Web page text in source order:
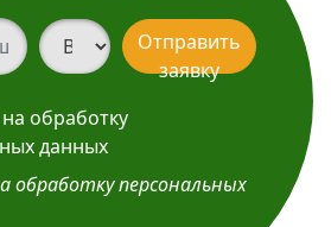
Вид услугиОтправить
заявку
обработку
данных
обработку персональных